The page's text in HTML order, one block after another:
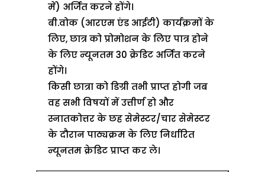
में) अर्जित करने होंगे।
बी.वोक (आरएम एंड आईटी) कार्यक्रमों के
लिए, छात्र को प्रोमोशन के लिए पात्र होने
के लिए न्यूनतम 30 क्रेडिट अर्जित करने
होंगे।
किसी छात्रा को डिग्री तभी प्राप्त होगी जब
वह सभी विषयों में उत्तीर्ण हो और
स्नातकोत्तर के छह सेमेस्टर/चार सेमेस्टर
के दौरान पाठ्यक्रम के लिए निर्धारित
न्यूनतम क्रेडिट प्राप्त कर ले।